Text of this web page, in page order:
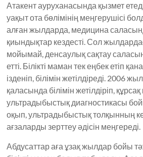
Атакент ауруханасында қызмет
уақыт ота бөлімінің меңгерушісі
алған жылдарда, медицина
қиындықтар кездесті. Сол
мойымай, денсаулық сақтау
етті. Білікті маман тек еңбек етіп
ізденіп, білімін жетілдіреді. 2006
қаласында білімін жетілдіріп,
ультрадыбыстық диагностикасы
оқып, ультрадыбыстық толқынның
ағзаларды зерттеу әдісін меңгереді.
Абдусаттар аға ұзақ жылдар бойы